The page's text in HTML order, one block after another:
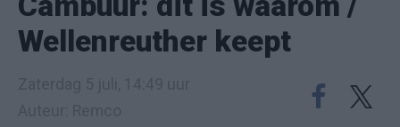
Wellenreuther keept